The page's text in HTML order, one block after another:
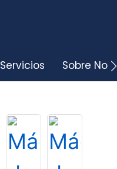
Servicios Sobre